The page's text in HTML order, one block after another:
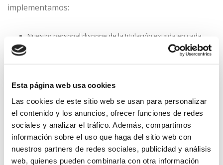
Esta página web usa cookies
Las cookies de este sitio web se usan para personalizar
el contenido y los anuncios, ofrecer funciones de redes
sociales y analizar el tráfico. Además, compartimos
información sobre el uso que haga del sitio web con
nuestros partners de redes sociales, publicidad y análisis
web, quienes pueden combinarla con otra información
implementamos:
Nuestro personal dispone de la titulación exigida en cada
disciplina y conoce las medidas de seguridad establecidas.
telefonía móvil.
El personal cuenta con conocimientos y práctica en primeros
auxilios y dispone de botiquín durante el desarrollo de las
actividades.
Todos los participantes reciben instrucciones previas sobre
las medidas de seguridad a adoptar durante el desarrollo de